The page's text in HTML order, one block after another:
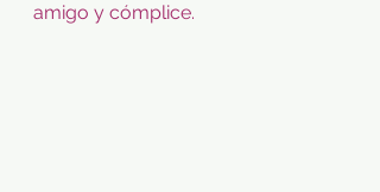
amigo y cómplice.